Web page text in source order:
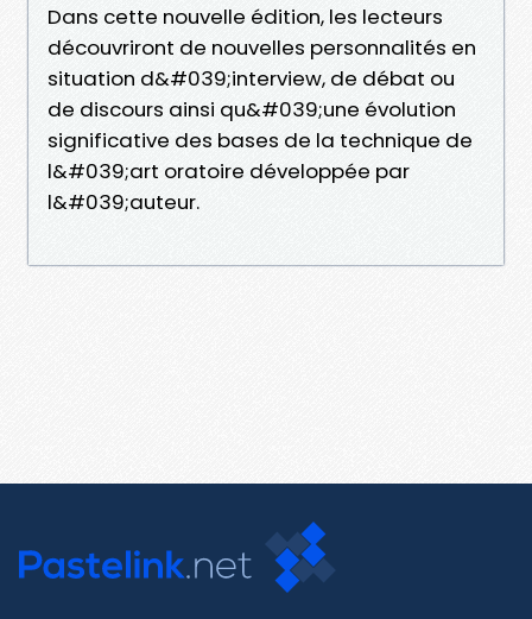
Dans cette nouvelle édition, les lecteurs
découvriront de nouvelles personnalités en
situation d&#039;interview, de débat ou
de discours ainsi qu&#039;une évolution
significative des bases de la technique de
l&#039;art oratoire développée par
l&#039;auteur.